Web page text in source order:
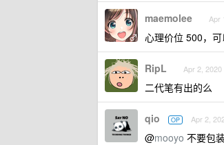
maemolee Apr
心理价位 500，
RipL Apr 2, 2020
二代笔有出的么
qio OP Apr 2,
@mooyo 不要包